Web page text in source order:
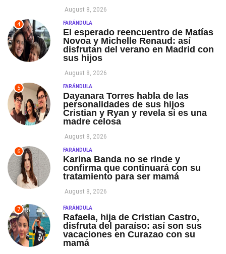
August 8, 2026
4 FARÁNDULA
El esperado reencuentro de Matías
Novoa y Michelle Renaud: así
disfrutan del verano en Madrid con
sus hijos
August 8, 2026
5 FARÁNDULA
Dayanara Torres habla de las
personalidades de sus hijos
Cristian y Ryan y revela si es una
madre celosa
August 8, 2026
6 FARÁNDULA
Karina Banda no se rinde y
confirma que continuará con su
tratamiento para ser mamá
August 8, 2026
7 FARÁNDULA
Rafaela, hija de Cristian Castro,
disfruta del paraíso: así son sus
vacaciones en Curazao con su
mamá